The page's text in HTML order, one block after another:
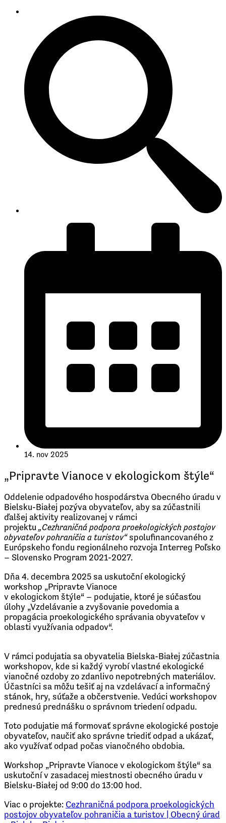
14. nov 2025
„Pripravte Vianoce v ekologickom štýle“
Oddelenie odpadového hospodárstva Obecného úradu v
Bielsku-Białej pozýva obyvateľov, aby sa zúčastnili
ďalšej aktivity realizovanej v rámci
projektu „Cezhraničná podpora proekologických postojov
obyvateľov pohraničia a turistov“spolufinancovaného z
Európskeho fondu regionálneho rozvoja Interreg Poľsko
– Slovensko Program 2021-2027.
Dňa 4. decembra 2025 sa uskutoční ekologický
workshop „Pripravte Vianoce
v ekologickom štýle“ – podujatie, ktoré je súčasťou
úlohy „Vzdelávanie a zvyšovanie povedomia a
propagácia proekologického správania obyvateľov v
oblasti využívania odpadov“.
V rámci podujatia sa obyvatelia Bielska-Białej zúčastnia
workshopov, kde si každý vyrobí vlastné ekologické
vianočné ozdoby zo zdanlivo nepotrebných materiálov.
Účastníci sa môžu tešiť aj na vzdelávací a informačný
stánok, hry, súťaže a občerstvenie. Vedúci workshopov
prednesú prednášku o správnom triedení odpadu.
Toto podujatie má formovať správne ekologické postoje
obyvateľov, naučiť ako správne triediť odpad a ukázať,
ako využívať odpad počas vianočného obdobia.
Workshop „Pripravte Vianoce v ekologickom štýle“ sa
uskutoční v zasadacej miestnosti obecného úradu v
Bielsku-Białej od 9:00 do 13:00 hod.
Viac o projekte: Cezhraničná podpora proekologických
postojov obyvateľov pohraničia a turistov | Obecný úrad